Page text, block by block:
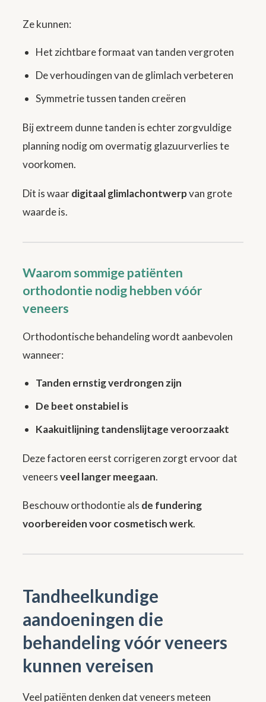
Ze kunnen:
Het zichtbare formaat van tanden vergroten
De verhoudingen van de glimlach verbeteren
Symmetrie tussen tanden creëren
Bij extreem dunne tanden is echter zorgvuldige
planning nodig om overmatig glazuurverlies te
voorkomen.
Dit is waardigitaal glimlachontwerpvan grote
waarde is.
Waarom sommige patiënten
orthodontie nodig hebben vóór
veneers
Orthodontische behandeling wordt aanbevolen
wanneer:
Tanden ernstig verdrongen zijn
De beet onstabiel is
Kaakuitlijning tandenslijtage veroorzaakt
Deze factoren eerst corrigeren zorgt ervoor dat
veneersveel langer meegaan.
Beschouw orthodontie als de fundering
voorbereiden voor cosmetisch werk.
Tandheelkundige
aandoeningen die
behandeling vóór veneers
kunnen vereisen
Veel patiënten denken dat veneers meteen